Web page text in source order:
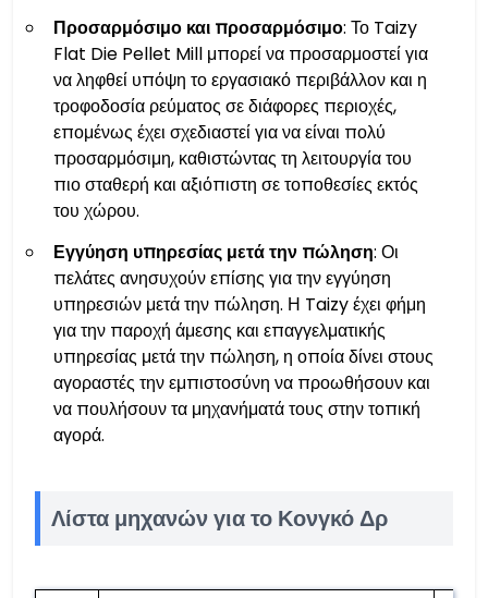
Προσαρμόσιμο και προσαρμόσιμο: Το Taizy
Flat Die Pellet Mill μπορεί να προσαρμοστεί για
να ληφθεί υπόψη το εργασιακό περιβάλλον και η
τροφοδοσία ρεύματος σε διάφορες περιοχές,
επομένως έχει σχεδιαστεί για να είναι πολύ
προσαρμόσιμη, καθιστώντας τη λειτουργία του
πιο σταθερή και αξιόπιστη σε τοποθεσίες εκτός
του χώρου.
Εγγύηση υπηρεσίας μετά την πώληση: Οι
πελάτες ανησυχούν επίσης για την εγγύηση
υπηρεσιών μετά την πώληση. Η Taizy έχει φήμη
για την παροχή άμεσης και επαγγελματικής
υπηρεσίας μετά την πώληση, η οποία δίνει στους
αγοραστές την εμπιστοσύνη να προωθήσουν και
να πουλήσουν τα μηχανήματά τους στην τοπική
αγορά.
Λίστα μηχανών για το Κονγκό Δρ